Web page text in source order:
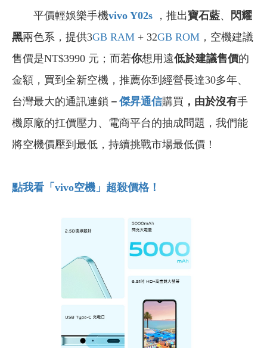
平價輕娛樂手機vivo Y02s ，推出寶石藍、
閃耀
黑兩色系，提供3GB RAM + 32GB ROM ，空機建議
售價是NT$3990 元；而若你想用遠低於建議售價的
金額，買到全新空機，推薦你到經營長達30多年、
台灣最大的通訊連鎖 － 傑昇通信購買 ，由於沒有手
機原廠的扛價壓力、電商平台的抽成問題，我們能
將空機價壓到最低，持續挑戰市場最低價！
點我看「vivo空機」超殺價格！